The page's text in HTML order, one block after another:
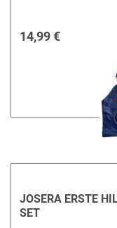
14,99 €
JOSERA ERSTE
SET